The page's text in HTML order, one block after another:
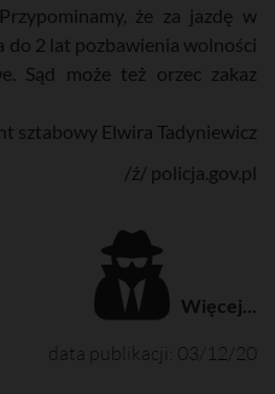
że za jazdę w
do 2 lat pozbawienia wolności
Sąd może też orzec zakaz
sztabowy Elwira Tadyniewicz
/ź/ policja.gov.pl
Więcej...
data publikacji: 03/12/20